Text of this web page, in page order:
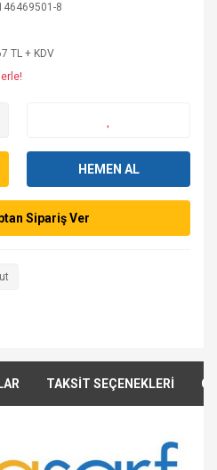
8
TL + KDV
HEMEN AL
Sipariş Ver
TAKSİT SEÇENEKLERİ